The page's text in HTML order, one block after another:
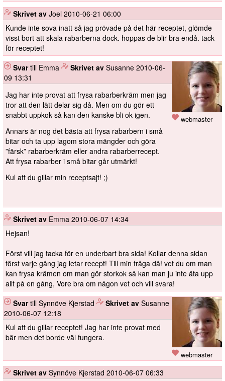
Skrivet av Joel 2010-06-21 06:00
Kunde inte sova inatt så jag prövade på det här receptet, glömde
visst bort att skala rabarberna dock. hoppas de blir bra endå. tack
för receptet!
webmaster
Svartill Emma Skrivet av Susanne 2010-06-
09 13:31
Jag har inte provat att frysa rabarberkräm men jag
tror att den lätt delar sig då. Men om du gör ett
snabbt uppkok så kan den kanske bli ok igen.
Annars är nog det bästa att frysa rabarbern i små
bitar och ta upp lagom stora mängder och göra
färsk rabarberkräm eller andra rabarberrecept.
Att frysa rabarber i små bitar går utmärkt!
Kul att du gillar min receptsajt! ;)
Skrivet av Emma 2010-06-07 14:34
Hejsan!
Först vill jag tacka för en underbart bra sida! Kollar denna sidan
först varje gång jag letar recept! Till min fråga då! vet du om man
kan frysa krämen om man gör storkok så kan man ju inte äta upp
allt på en gång, Vore bra om någon vet och vill svara!
webmaster
Svartill Synnöve Kjerstad Skrivet av Susanne
2010-06-07 12:18
Kul att du gillar receptet! Jag har inte provat med
bär men det borde väl fungera.
Skrivet av Synnöve Kjerstad 2010-06-07 06:33